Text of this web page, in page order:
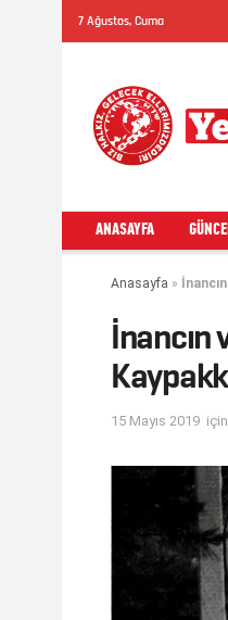
7 Ağustos, Cuma
ANASAYFA
Anasayfa »
İnancın
15 Mayıs 2019